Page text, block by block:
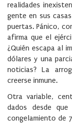
realidades
gente en sus
puertas. Pánico,
afirma que el
¿Quién escapa al
dólares y una
noticias? La
creerse inmune.
Otra variable,
dados desde
congelamiento de